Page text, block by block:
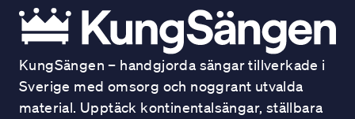
KungSängen – handgjorda sängar tillverkade i
Sverige med omsorg och noggrant utvalda
material. Upptäck kontinentalsängar, ställbara